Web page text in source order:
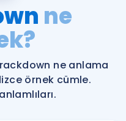
Gramer
ne
ne anlama
örnek cümle.